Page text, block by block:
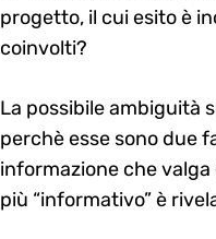
progetto, il cui esito è
coinvolti?
La possibile ambiguità
perchè esse sono due
informazione che
più “informativo” è